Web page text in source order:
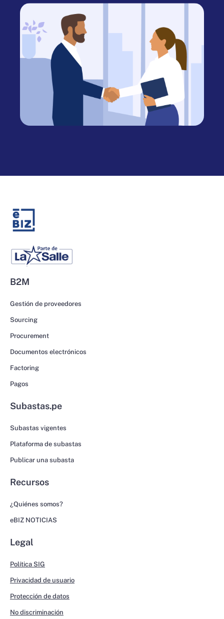
B2M
Gestión de proveedores
Sourcing
Procurement
Documentos electrónicos
Factoring
Pagos
Subastas.pe
Subastas vigentes
Plataforma de subastas
Publicar una subasta
Recursos
¿Quiénes somos?
eBIZ NOTICIAS
Legal
Política SIG
Privacidad de usuario
Protección de datos
No discriminación